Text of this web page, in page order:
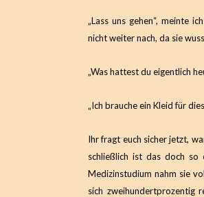
„Lass uns gehen“, meinte
nicht weiter nach, da sie
„Was hattest du eigentlich
„Ich brauche ein Kleid für
Ihr fragt euch sicher jetzt,
schließlich ist das doch so
Medizinstudium nahm sie
sich zweihundertprozentig